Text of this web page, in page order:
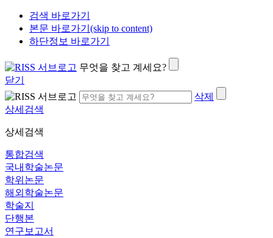
검색 바로가기
본문 바로가기(skip to content)
하단정보 바로가기
무엇을 찾고 계세요?
닫기
삭제
상세검색
상세검색
통합검색
국내학술논문
학위논문
해외학술논문
학술지
단행본
연구보고서